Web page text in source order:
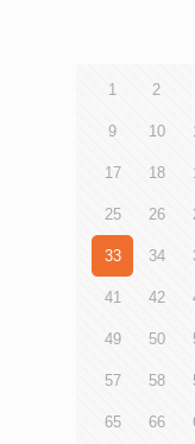
wasn’t always
acquaintances to
1 2
9 10
17 18
25 26
33 34
41 42
49 50
57 58
65 66